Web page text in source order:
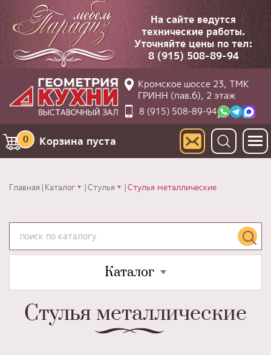
На сайте ведутся
технические работы.
Уточняйте цены по тел:
8 (915) 508-89-94
Кромское шоссе 23, ТМК
ГРИНН (пав.6), 2 этаж
8 (915) 508-89-94
0 Корзина пуста
Главная Каталог Стулья Стулья металлические
Каталог
Стулья металлические